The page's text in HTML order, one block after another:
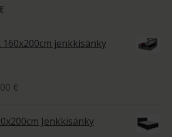
€.
on:
965.00 €.
jenkkisänky
€
-
1,929.00 €
Jenkkisänky